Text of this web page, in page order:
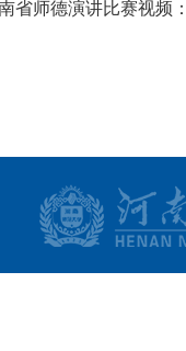
省师德演讲比赛视频：